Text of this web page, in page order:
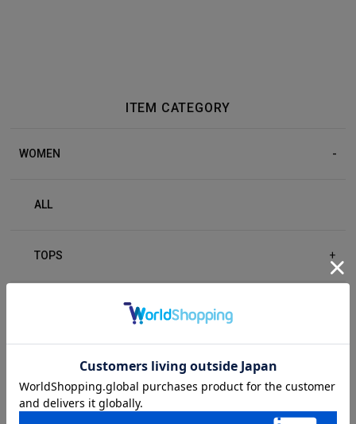
ITEM CATEGORY
WOMEN
ALL
TOPS +
DRESS/ONE-PIECE